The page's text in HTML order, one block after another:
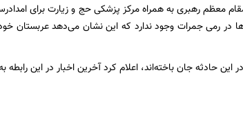
معظم رهبری به همراه مرکز پزشکی حج و زیارت برای
در رمی جمرات وجود ندارد که این نشان می‌دهد عربستان خود
در این حادثه جان باخته‌اند، اعلام کرد آخرین اخبار در این